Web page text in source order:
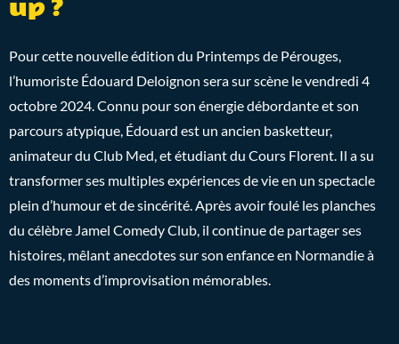
up ?
Pour cette nouvelle édition du Printemps de Pérouges,
l’humoriste Édouard Deloignon sera sur scène le vendredi 4
octobre 2024. Connu pour son énergie débordante et son
parcours atypique, Édouard est un ancien basketteur,
animateur du Club Med, et étudiant du Cours Florent. Il a su
transformer ses multiples expériences de vie en un spectacle
plein d’humour et de sincérité. Après avoir foulé les planches
du célèbre Jamel Comedy Club, il continue de partager ses
histoires, mêlant anecdotes sur son enfance en Normandie à
des moments d’improvisation mémorables.